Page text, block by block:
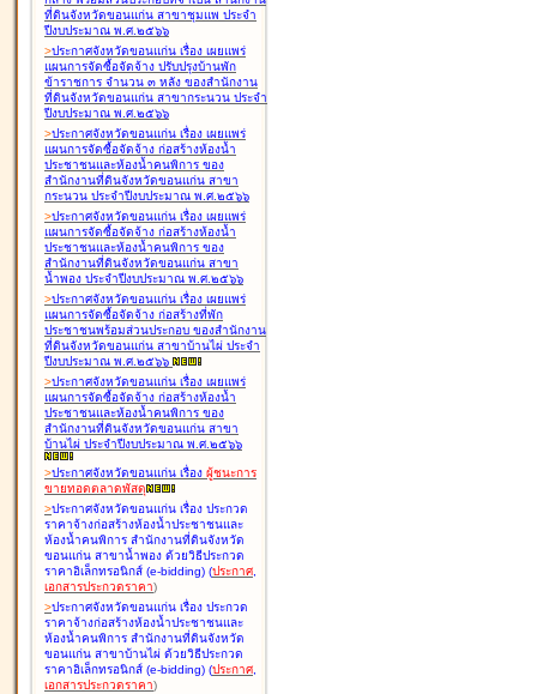
ที่ดินจังหวัดขอนแก่น สาขาชุมแพ ประจำ
ปีงบประมาณ พ.ศ.๒๕๖๖
>ประกาศจังหวัดขอนแก่น เรื่อง เผยแพร่
แผนการจัดซื้อจัดจ้าง ปรับปรุงบ้านพัก
ข้าราชการ จำนวน ๓ หลัง ของสำนักงาน
ที่ดินจังหวัดขอนแก่น สาขากระนวน ประจำ
ปีงบประมาณ พ.ศ.๒๕๖๖
>ประกาศจังหวัดขอนแก่น เรื่อง เผยแพร่
แผนการจัดซื้อจัดจ้าง ก่อสร้างห้องน้ำ
ประชาชนและห้องน้ำคนพิการ ของ
สำนักงานที่ดินจังหวัดขอนแก่น สาขา
กระนวน ประจำปีงบประมาณ พ.ศ.๒๕๖๖
>ประกาศจังหวัดขอนแก่น เรื่อง เผยแพร่
แผนการจัดซื้อจัดจ้าง ก่อสร้างห้องน้ำ
ประชาชนและห้องน้ำคนพิการ ของ
สำนักงานที่ดินจังหวัดขอนแก่น สาขา
น้ำพอง ประจำปีงบประมาณ พ.ศ.๒๕๖๖
>ประกาศจังหวัดขอนแก่น เรื่อง เผยแพร่
แผนการจัดซื้อจัดจ้าง ก่อสร้างที่พัก
ประชาชนพร้อมส่วนประกอบ ของสำนักงาน
ที่ดินจังหวัดขอนแก่น สาขาบ้านไผ่ ประจำ
ปีงบประมาณ พ.ศ.๒๕๖๖
>ประกาศจังหวัดขอนแก่น เรื่อง เผยแพร่
แผนการจัดซื้อจัดจ้าง ก่อสร้างห้องน้ำ
ประชาชนและห้องน้ำคนพิการ ของ
สำนักงานที่ดินจังหวัดขอนแก่น สาขา
บ้านไผ่ ประจำปีงบประมาณ พ.ศ.๒๕๖๖
>ประกาศจังหวัดขอนแก่น เรื่อง ผู้ชนะการ
ขายทอดตลาดพัสดุ
>ประกาศจังหวัดขอนแก่น เรื่อง ประกวด
ราคาจ้างก่อสร้างห้องน้ำประชาชนและ
ห้องน้ำคนพิการ สำนักงานที่ดินจังหวัด
ขอนแก่น สาขาน้ำพอง ด้วยวิธีประกวด
ราคาอิเล็กทรอนิกส์ (e-bidding) (ประกาศ,
เอกสารประกวดราคา)
>ประกาศจังหวัดขอนแก่น เรื่อง ประกวด
ราคาจ้างก่อสร้างห้องน้ำประชาชนและ
ห้องน้ำคนพิการ สำนักงานที่ดินจังหวัด
ขอนแก่น สาขาบ้านไผ่ ด้วยวิธีประกวด
ราคาอิเล็กทรอนิกส์ (e-bidding) (ประกาศ,
เอกสารประกวดราคา)